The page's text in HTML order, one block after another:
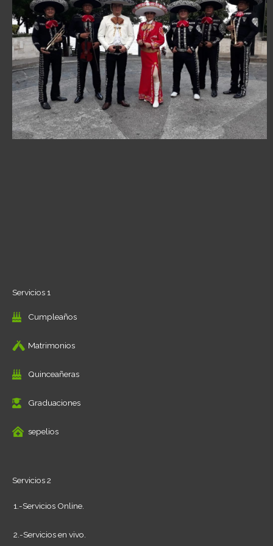
Servicios 1
Cumpleaños
Matrimonios
Quinceañeras
Graduaciones
sepelios
Servicios 2
1.-Servicios Online.
2.-Servicios en vivo.